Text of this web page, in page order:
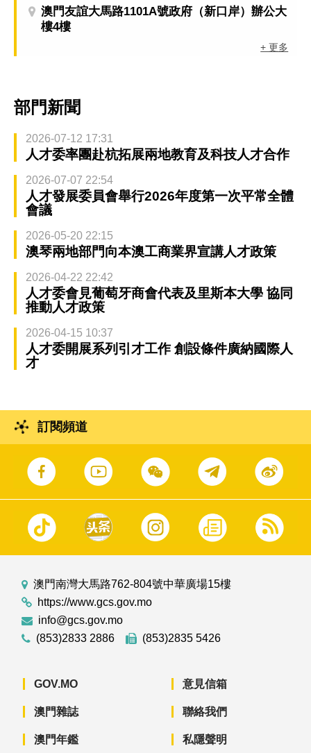
澳門友誼大馬路1101A號政府（新口岸）辦公大
樓4樓
+ 更多
部門新聞
2026-07-12 17:31
人才委率團赴杭拓展兩地教育及科技人才合作
2026-07-07 22:54
人才發展委員會舉行2026年度第一次平常全體
會議
2026-05-20 22:15
澳琴兩地部門向本澳工商業界宣講人才政策
2026-04-22 22:42
人才委會見葡萄牙商會代表及里斯本大學 協同
推動人才政策
2026-04-15 10:37
人才委開展系列引才工作 創設條件廣納國際人
才
訂閱頻道
澳門南灣大馬路762-804號中華廣場15樓
https://www.gcs.gov.mo
info@gcs.gov.mo
(853)2833 2886
(853)2835 5426
GOV.MO
澳門雜誌
澳門年鑑
意見信箱
聯絡我們
私隱聲明